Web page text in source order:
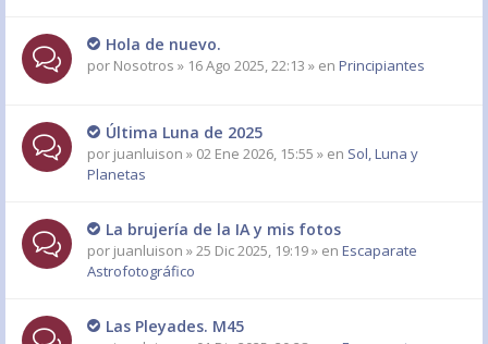
Hola de nuevo.
por Nosotros » 16 Ago 2025, 22:13 » en Principiantes
Última Luna de 2025
por juanluison » 02 Ene 2026, 15:55 » en Sol, Luna y
Planetas
La brujería de la IA y mis fotos
por juanluison » 25 Dic 2025, 19:19 » en Escaparate
Astrofotográfico
Las Pleyades. M45